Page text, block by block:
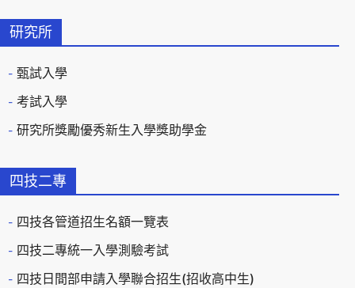
研究所
甄試入學
考試入學
研究所獎勵優秀新生入學獎助學金
四技二專
四技各管道招生名額一覽表
四技二專統一入學測驗考試
四技日間部申請入學聯合招生(招收高中生)